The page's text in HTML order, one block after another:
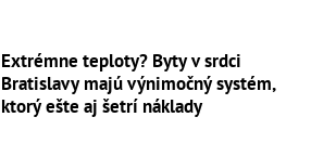
Extrémne teploty? Byty v srdci
Bratislavy majú výnimočný systém,
ktorý ešte aj šetrí náklady